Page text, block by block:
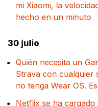
mi Xiaomi, la
hecho en un minuto
30 julio
Quién necesita un
Strava con cualquier
no tenga Wear OS.
Netflix se ha